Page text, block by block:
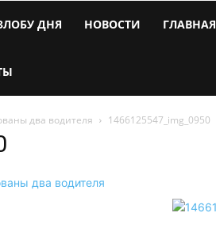
ДНЯ НОВОСТИ ГЛАВНАЯ
два водителя 1466125547_img_0950